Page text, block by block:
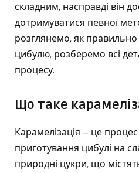
складним, насправді він
дотримуватися певної
розглянемо, як правильно
цибулю, розберемо всі
процесу.
Що таке
Карамелізація – це
приготування цибулі на
природні цукри, що